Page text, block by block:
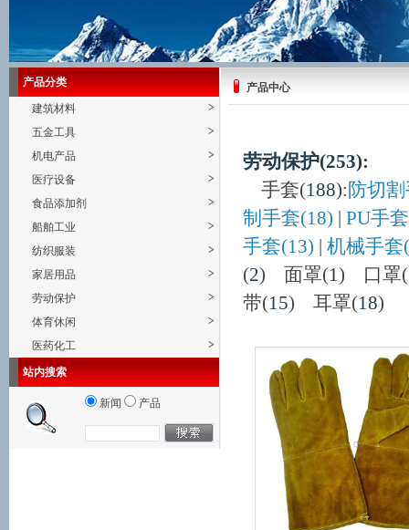
产品分类
建筑材料
>
五金工具
>
机电产品
>
医疗设备
>
食品添加剂
>
船舶工业
>
纺织服装
>
家居用品
>
劳动保护
>
体育休闲
>
医药化工
>
站内搜索
新闻 产品
产品中心
劳动保护(253):
手套(188): 防切
制手套(18)
PU手
手套(13)
机械手套
(2) 面罩(1) 口罩(
带(15) 耳罩(18)